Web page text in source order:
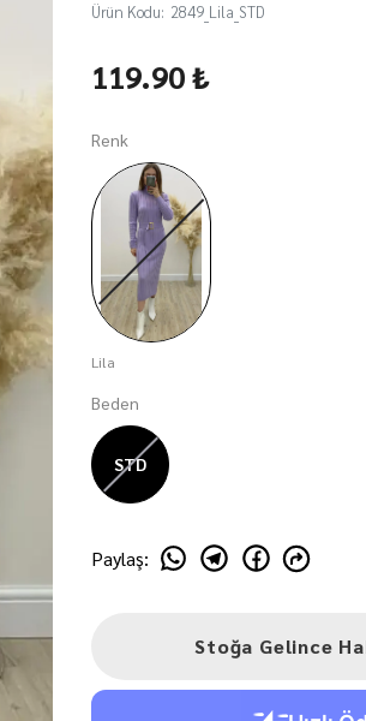
Ürün Kodu: 2849_Lila_STD
119.90 ₺
Renk
Lila
Beden
STD
Paylaş:
Stoğa Gelince